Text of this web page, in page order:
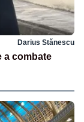
Darius Stănescu
a combate